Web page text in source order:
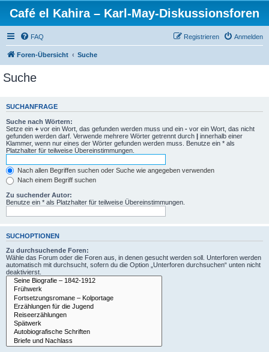
Café el Kahira – Karl-May-Diskussionsforen
FAQ Anmelden
Registrieren
Foren-Übersicht Suche
Suche
SUCHANFRAGE
Suche nach Wörtern:
Setze ein + vor ein Wort, das gefunden werden muss und ein - vor ein Wort, das nicht
gefunden werden darf. Verwende mehrere Wörter getrennt durch | innerhalb einer
Klammer, wenn nur eines der Wörter gefunden werden muss. Benutze ein * als
Platzhalter für teilweise Übereinstimmungen.
Nach allen Begriffen suchen oder Suche wie angegeben verwenden
Nach einem Begriff suchen
Zu suchender Autor:
Benutze ein * als Platzhalter für teilweise Übereinstimmungen.
SUCHOPTIONEN
Zu durchsuchende Foren:
Wähle das Forum oder die Foren aus, in denen gesucht werden soll. Unterforen werden
automatisch mit durchsucht, sofern du die Option „Unterforen durchsuchen“ unten nicht
deaktivierst.